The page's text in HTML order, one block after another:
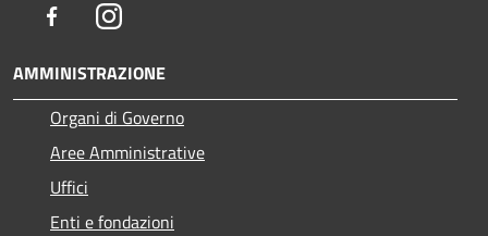
FacebookInstagram
AMMINISTRAZIONE
Organi di Governo
Aree Amministrative
Uffici
Enti e fondazioni